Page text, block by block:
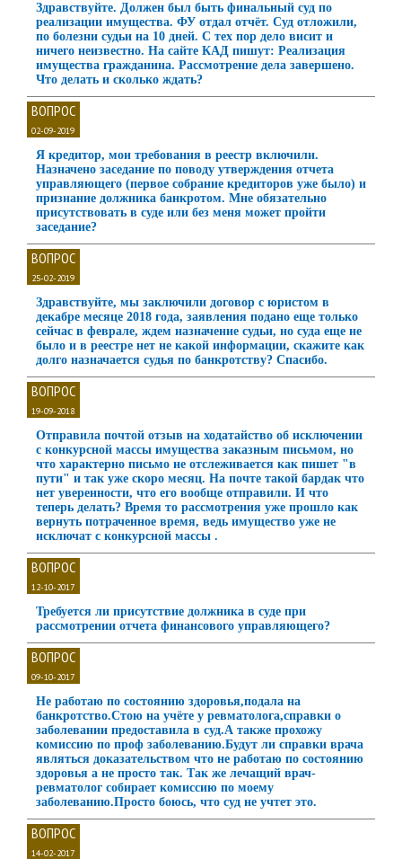
Здравствуйте. Должен был быть финальный суд по
реализации имущества. ФУ отдал отчёт. Суд отложили,
по болезни судьи на 10 дней. С тех пор дело висит и
ничего неизвестно. На сайте КАД пишут: Реализация
имущества гражданина. Рассмотрение дела завершено.
Что делать и сколько ждать?
ВОПРОС
02-09-2019
Я кредитор, мои требования в реестр включили.
Назначено заседание по поводу утверждения отчета
управляющего (первое собрание кредиторов уже было) и
признание должника банкротом. Мне обязательно
присутствовать в суде или без меня может пройти
заседание?
ВОПРОС
25-02-2019
Здравствуйте, мы заключили договор с юристом в
декабре месяце 2018 года, заявления подано еще только
сейчас в феврале, ждем назначение судьи, но суда еще не
было и в реестре нет не какой информации, скажите как
долго назначается судья по банкротству? Спасибо.
ВОПРОС
19-09-2018
Отправила почтой отзыв на ходатайство об исключении
с конкурсной массы имущества заказным письмом, но
что характерно письмо не отслеживается как пишет "в
пути" и так уже скоро месяц. На почте такой бардак что
нет уверенности, что его вообще отправили. И что
теперь делать? Время то рассмотрения уже прошло как
вернуть потраченное время, ведь имущество уже не
исключат с конкурсной массы .
ВОПРОС
12-10-2017
Требуется ли присутствие должника в суде при
рассмотрении отчета финансового управляющего?
ВОПРОС
09-10-2017
Не работаю по состоянию здоровья,подала на
банкротство.Стою на учёте у ревматолога,справки о
заболевании предоставила в суд.А также прохожу
комиссию по проф заболеванию.Будут ли справки врача
являться доказательством что не работаю по состоянию
здоровья а не просто так. Так же лечащий врач-
ревматолог собирает комиссию по моему
заболеванию.Просто боюсь, что суд не учтет это.
ВОПРОС
14-02-2017